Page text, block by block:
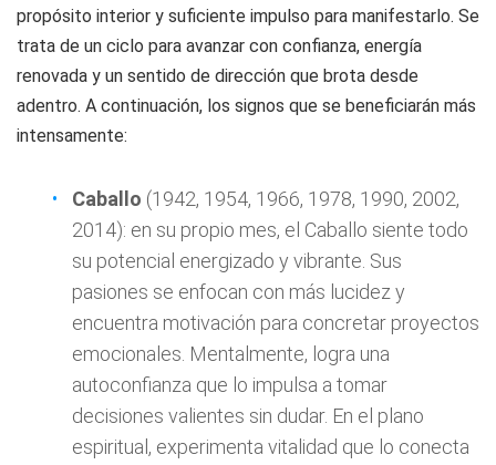
propósito interior y suficiente impulso para manifestarlo. Se
trata de un ciclo para avanzar con confianza, energía
renovada y un sentido de dirección que brota desde
adentro. A continuación, los signos que se beneficiarán más
intensamente:
Caballo (1942, 1954, 1966, 1978, 1990, 2002,
2014): en su propio mes, el Caballo siente todo
su potencial energizado y vibrante. Sus
pasiones se enfocan con más lucidez y
encuentra motivación para concretar proyectos
emocionales. Mentalmente, logra una
autoconfianza que lo impulsa a tomar
decisiones valientes sin dudar. En el plano
espiritual, experimenta vitalidad que lo conecta